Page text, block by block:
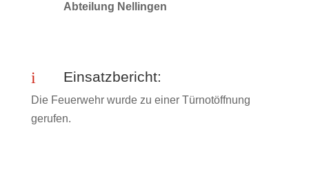
Abteilung Nellingen
i Einsatzbericht:
Die Feuerwehr wurde zu einer Türnotöffnung
gerufen.